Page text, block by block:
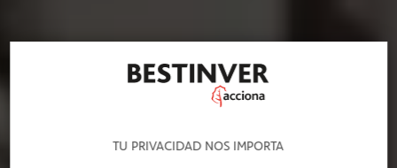
TU PRIVACIDAD NOS IMPORTA